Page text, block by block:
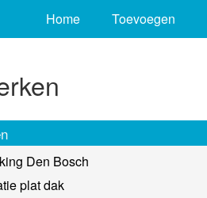
Home Toevoegen
Den Bosch
plat dak